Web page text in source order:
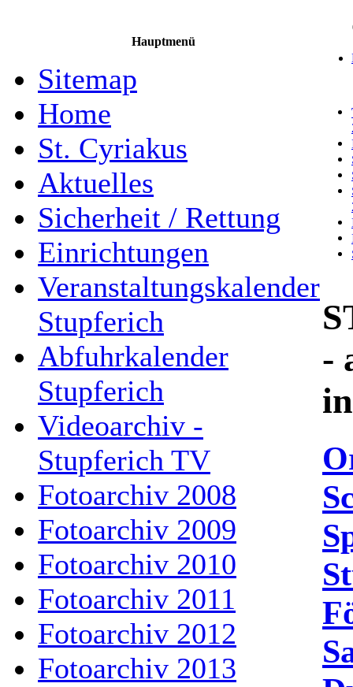
Hauptmenü
Sitemap
Home
St. Cyriakus
Aktuelles
Sicherheit / Rettung
Einrichtungen
Veranstaltungskalender
Stupferich
Abfuhrkalender
Stupferich
Videoarchiv -
Stupferich TV
Fotoarchiv 2008
Fotoarchiv 2009
Fotoarchiv 2010
Fotoarchiv 2011
Fotoarchiv 2012
Fotoarchiv 2013
-